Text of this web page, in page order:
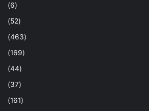
(6)
(52)
(463)
(169)
(44)
(37)
(161)